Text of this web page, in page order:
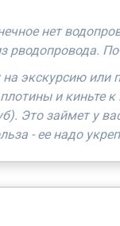
нет
pводопровода.
экскурсию или
и киньте
Это займет у
- ее надо